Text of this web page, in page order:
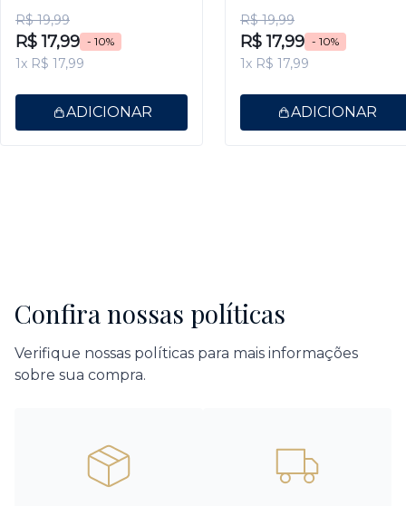
R$ 19,99
R$ 17,99 - 10%
1x R$ 17,99
ADICIONAR
R$ 19,99
R$ 17,99 - 10%
1x R$ 17,99
ADICIONAR
Confira nossas políticas
Verifique nossas políticas para mais informações
sobre sua compra.